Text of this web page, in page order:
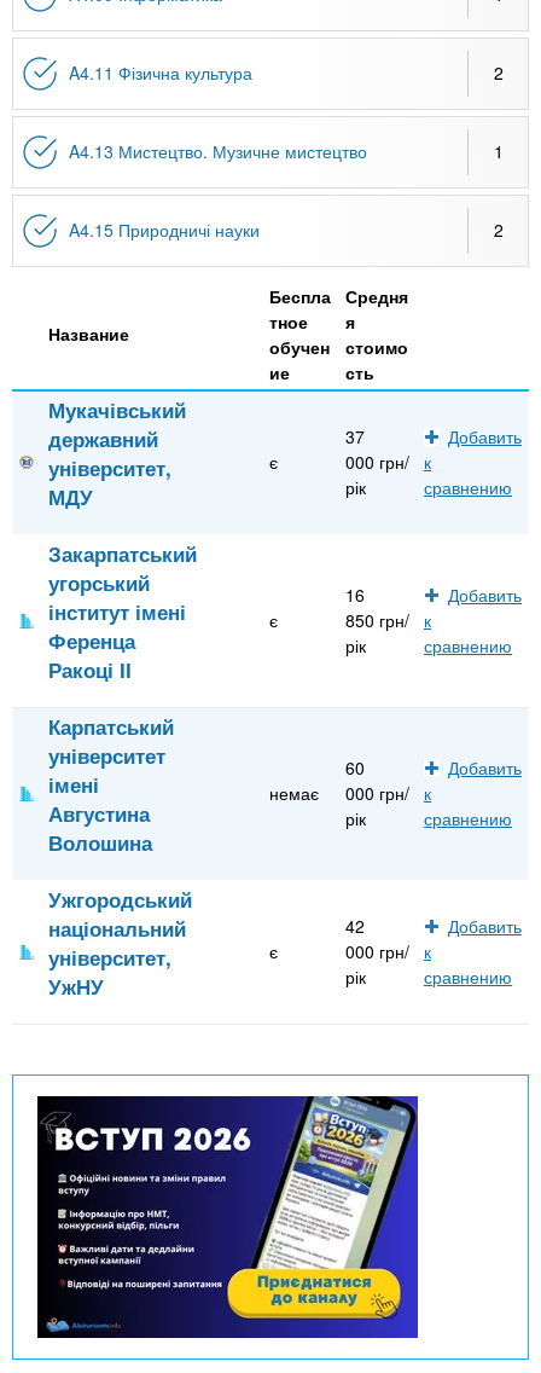
A4.11 Фізична культура 2
A4.13 Мистецтво. Музичне мистецтво 1
A4.15 Природничі науки 2
Название
Беспла
тное
обучен
ие
Средня
я
стоимо
сть
Мукачівський
державний
університет,
МДУ
є
37
000 грн/
рік
Добавить
к
сравнению
Закарпатський
угорський
інститут імені
Ференца
Ракоці ІІ
є
16
850 грн/
рік
Добавить
к
сравнению
Карпатський
університет
імені
Августина
Волошина
немає
60
000 грн/
рік
Добавить
к
сравнению
Ужгородський
національний
університет,
УжНУ
є
42
000 грн/
рік
Добавить
к
сравнению